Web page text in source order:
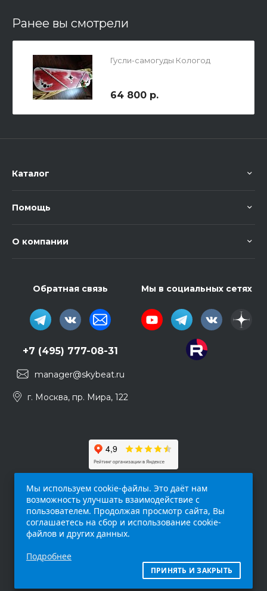
Ранее вы смотрели
Гусли-самогуды Кологод
64 800 р.
Каталог
Помощь
О компании
Обратная связь
+7 (495) 777-08-31
manager@skybeat.ru
г. Москва, пр. Мира, 122
Мы в социальных сетях
интернет-сайт (
исключительно информационный характер и
ни при каких условиях не является публичной
Мы используем cookie-файлы. Это даёт нам
возможность улучшать взаимодействие с
пользователем. Продолжая просмотр сайта, Вы
соглашаетесь на сбор и использование cookie-
файлов и других данных.
Подробнее
ПРИНЯТЬ И ЗАКРЫТЬ